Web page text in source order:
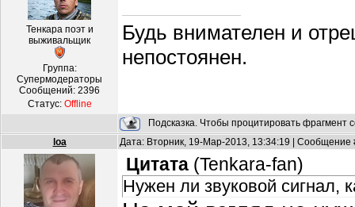
Тенкара поэт и
выживальщик
Группа:
Супермодераторы
Сообщений: 2396
Статус: Offline
Будь внимателен и
непостоянен.
Подсказка. Чтобы процитировать фрагмент
loa
Дата: Вторник, 19-Мар-2013, 13:34:19 | Сообщение
Цитата (Tenkara-fan)
Нужен ли звуковой сигнал,